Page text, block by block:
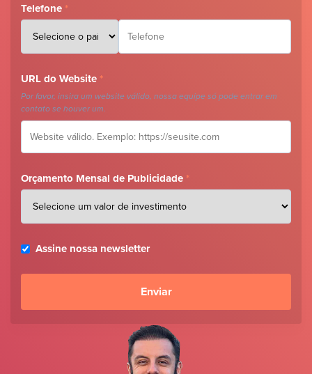
Telefone *
URL do Website *
Por favor, insira um website válido, nossa equipe só pode entrar em
contato se houver um.
Orçamento Mensal de Publicidade *
Assine nossa newsletter